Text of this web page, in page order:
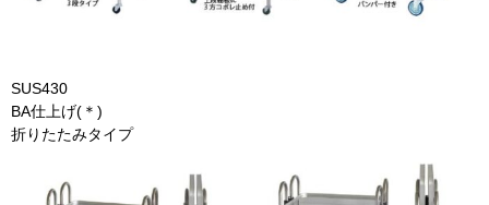
SUS430
BA仕上げ(＊)
折りたたみタイプ